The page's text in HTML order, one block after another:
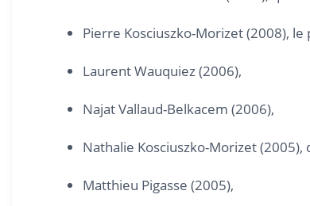
Pierre Kosciuszko-Morizet (2008),
Laurent Wauquiez (2006),
Najat Vallaud-Belkacem (2006),
Nathalie Kosciuszko-Morizet (2005),
Matthieu Pigasse (2005),